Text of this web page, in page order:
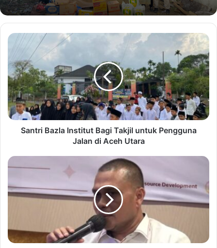
Santri Bazla Institut Bagi Takjil untuk Pengguna
Jalan di Aceh Utara